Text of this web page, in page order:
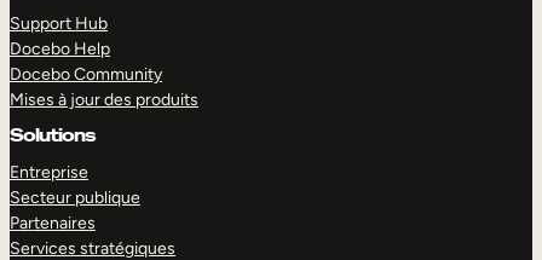
Support Hub
Docebo Help
Docebo Community
Mises à jour des produits
Solutions
Entreprise
Secteur publique
Partenaires
Services stratégiques